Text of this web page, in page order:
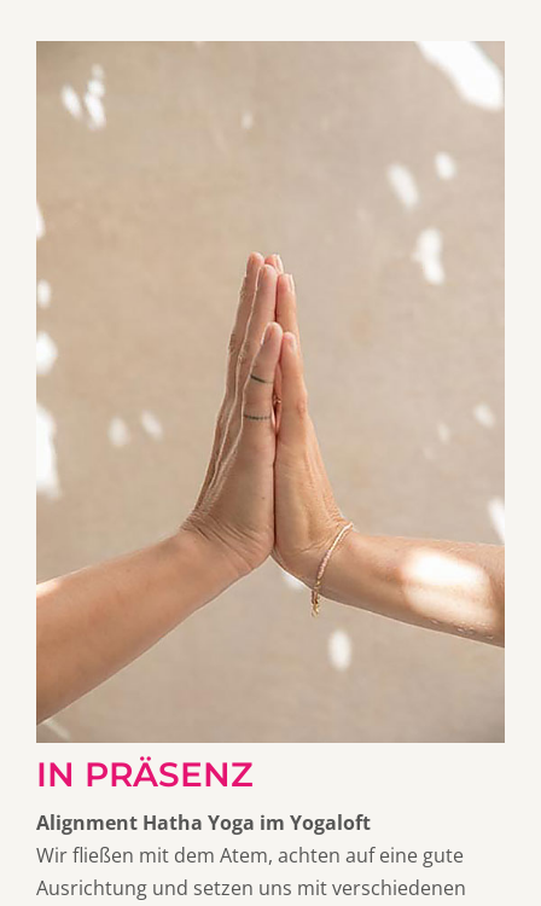
IN PRÄSENZ
Alignment Hatha Yoga im Yogaloft
Wir fließen mit dem Atem, achten auf eine gute
Ausrichtung und setzen uns mit verschiedenen